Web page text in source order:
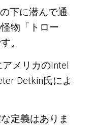
下に潜んで通
物「トロー
。
メリカのIntel
Detkin氏によ
定義はありま